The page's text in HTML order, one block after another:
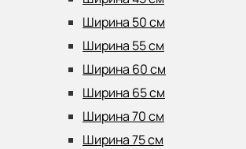
Ширина 50 см
Ширина 55 см
Ширина 60 см
Ширина 65 см
Ширина 70 см
Ширина 75 см